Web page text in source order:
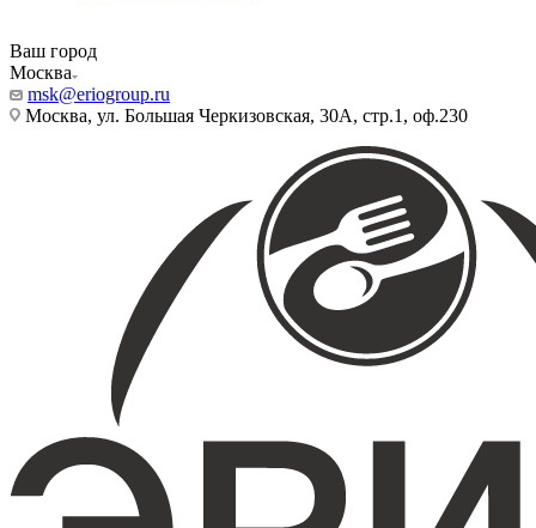
Ваш город
Москва
msk@eriogroup.ru
Москва, ул. Большая Черкизовская, 30А, стр.1, оф.230